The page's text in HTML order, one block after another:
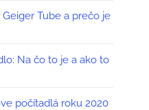
Tube a prečo je
Na čo to je a ako to
počítadlá roku 2020